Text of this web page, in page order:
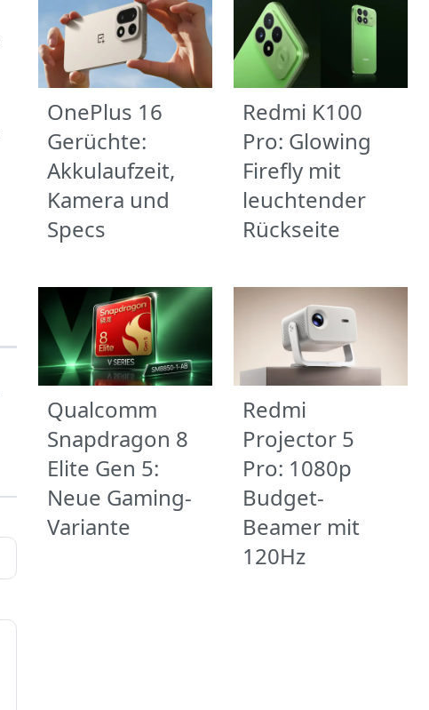
OnePlus 16
Gerüchte:
Akkulaufzeit,
Kamera und
Specs
Redmi K100
Pro: Glowing
Firefly mit
leuchtender
Rückseite
Qualcomm
Snapdragon 8
Elite Gen 5:
Neue Gaming-
Variante
Redmi
Projector 5
Pro: 1080p
Budget-
Beamer mit
120Hz